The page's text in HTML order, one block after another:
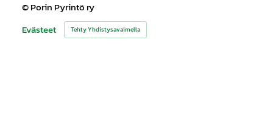
©Porin Pyrintö ry
Evästeet
Tehty Yhdistysavaimella